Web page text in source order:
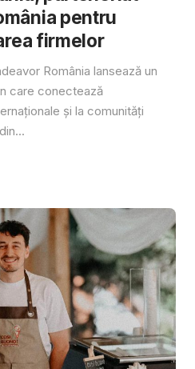
pentru
firmelor
România lansează un
care conectează
și la comunități